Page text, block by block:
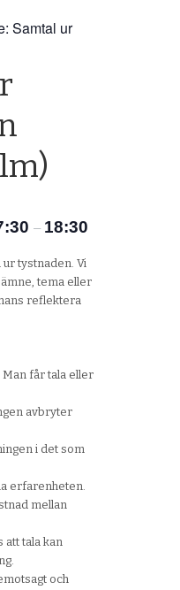
Samtal ur
– 18:30
tystnaden. Vi
tema eller
reflektera
får tala eller
avbryter
i det som
erfarenheten.
mellan
att tala kan
och